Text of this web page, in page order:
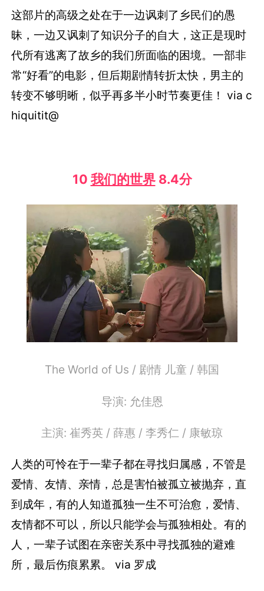
这部片的高级之处在于一边讽刺了乡民们的愚
昧，一边又讽刺了知识分子的自大，这正是现时
代所有逃离了故乡的我们所面临的困境。一部非
常“好看”的电影，但后期剧情转折太快，男主的
转变不够明晰，似乎再多半小时节奏更佳！ via c
hiquitit@
10 我们的世界8.4分
The World of Us / 剧情 儿童 / 韩国
导演: 允佳恩
主演: 崔秀英 / 薛惠 / 李秀仁 / 康敏琼
人类的可怜在于一辈子都在寻找归属感，不管是
爱情、友情、亲情，总是害怕被孤立被抛弃，直
到成年，有的人知道孤独一生不可治愈，爱情、
友情都不可以，所以只能学会与孤独相处。有的
人，一辈子试图在亲密关系中寻找孤独的避难
所，最后伤痕累累。 via 罗成